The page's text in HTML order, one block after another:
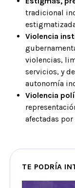
tradicional
Violencia
violencias,
servicios, y
autonomía
Violencia
afectadas
TE PODRÍA